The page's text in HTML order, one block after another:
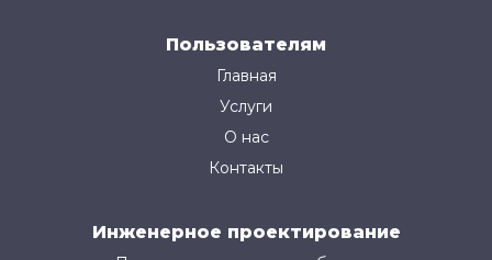
Пользователям
Главная
Услуги
О нас
Контакты
Инженерное проектирование